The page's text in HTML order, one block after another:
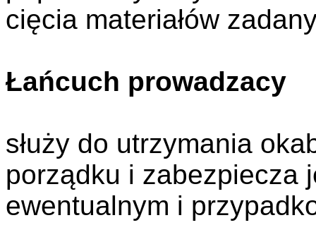
cięcia materiałów
Łańcuch prowadzacy
służy do utrzymania
porządku i zabezpiecza
ewentualnym i